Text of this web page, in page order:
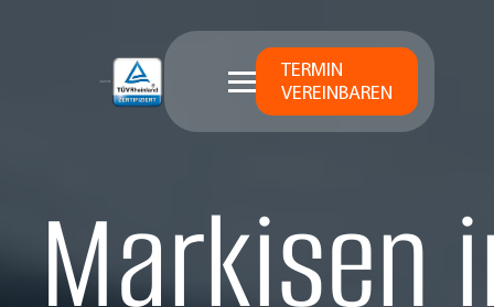
TERMIN
VEREINBAREN
Markisen